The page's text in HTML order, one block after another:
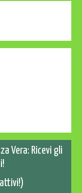
Vera: Ricevi gli